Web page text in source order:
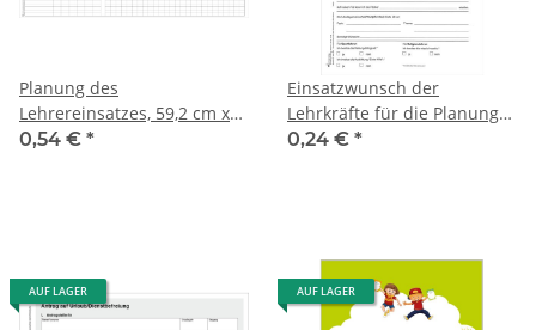
Planung des
Lehrereinsatzes, 59,2 cm x
29,7 cm
0,54 € *
Einsatzwunsch der
Lehrkräfte für die Planung
des Schuljahres
0,24 € *
AUF LAGER AUF LAGER